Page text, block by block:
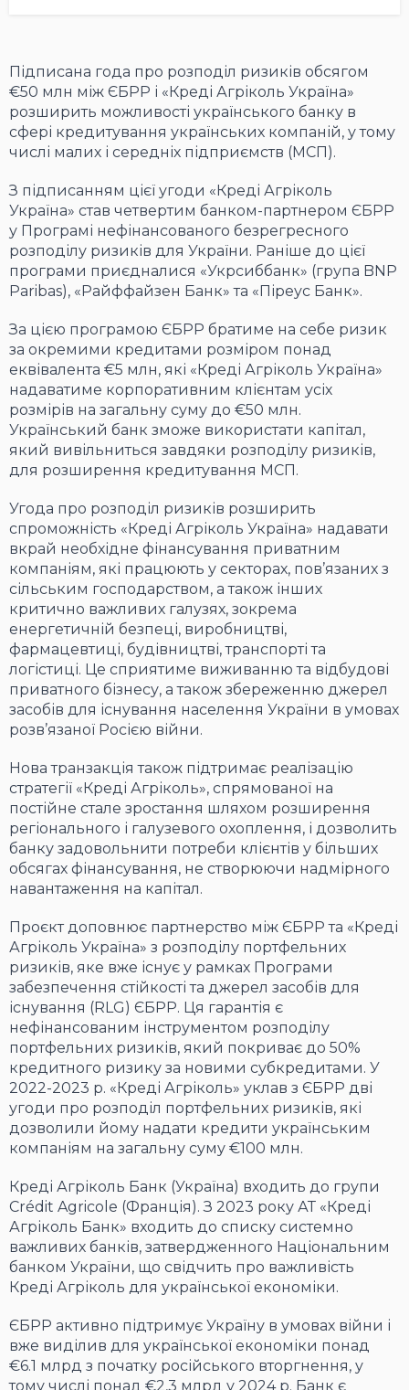
Підписана года про розподіл ризиків обсягом
€50 млн між ЄБРР і «Креді Агріколь Україна»
розширить можливості українського банку в
сфері кредитування українських компаній, у тому
числі малих і середніх підприємств (МСП).
З підписанням цієї угоди «Креді Агріколь
Україна» став четвертим банком-партнером ЄБРР
у Програмі нефінансованого безрегресного
розподілу ризиків для України. Раніше до цієї
програми приєдналися «Укрсиббанк» (група BNP
Paribas), «Райффайзен Банк» та «Піреус Банк».
За цією програмою ЄБРР братиме на себе ризик
за окремими кредитами розміром понад
еквівалента €5 млн, які «Креді Агріколь Україна»
надаватиме корпоративним клієнтам усіх
розмірів на загальну суму до €50 млн.
Український банк зможе використати капітал,
який вивільниться завдяки розподілу ризиків,
для розширення кредитування МСП.
Угода про розподіл ризиків розширить
спроможність «Креді Агріколь Україна» надавати
вкрай необхідне фінансування приватним
компаніям, які працюють у секторах, пов’язаних з
сільським господарством, а також інших
критично важливих галузях, зокрема
енергетичній безпеці, виробництві,
фармацевтиці, будівництві, транспорті та
логістиці. Це сприятиме виживанню та відбудові
приватного бізнесу, а також збереженню джерел
засобів для існування населення України в умовах
розв’язаної Росією війни.
Нова транзакція також підтримає реалізацію
стратегії «Креді Агріколь», спрямованої на
постійне стале зростання шляхом розширення
регіонального і галузевого охоплення, і дозволить
банку задовольнити потреби клієнтів у більших
обсягах фінансування, не створюючи надмірного
навантаження на капітал.
Проєкт доповнює партнерство між ЄБРР та «Креді
Агріколь Україна» з розподілу портфельних
ризиків, яке вже існує у рамках Програми
забезпечення стійкості та джерел засобів для
існування (RLG) ЄБРР. Ця гарантія є
нефінансованим інструментом розподілу
портфельних ризиків, який покриває до 50%
кредитного ризику за новими субкредитами. У
2022-2023 р. «Креді Агріколь» уклав з ЄБРР дві
угоди про розподіл портфельних ризиків, які
дозволили йому надати кредити українським
компаніям на загальну суму €100 млн.
Креді Агріколь Банк (Україна) входить до групи
Crédit Agricole (Франція). З 2023 року АТ «Креді
Агріколь Банк» входить до списку системно
важливих банків, затвердженного Національним
банком України, що свідчить про важливість
Креді Агріколь для української економіки.
ЄБРР активно підтримує Україну в умовах війни і
вже виділив для української економіки понад
€6.1 млрд з початку російського вторгнення, у
тому числі понад €2,3 млрд у 2024 р. Банк є